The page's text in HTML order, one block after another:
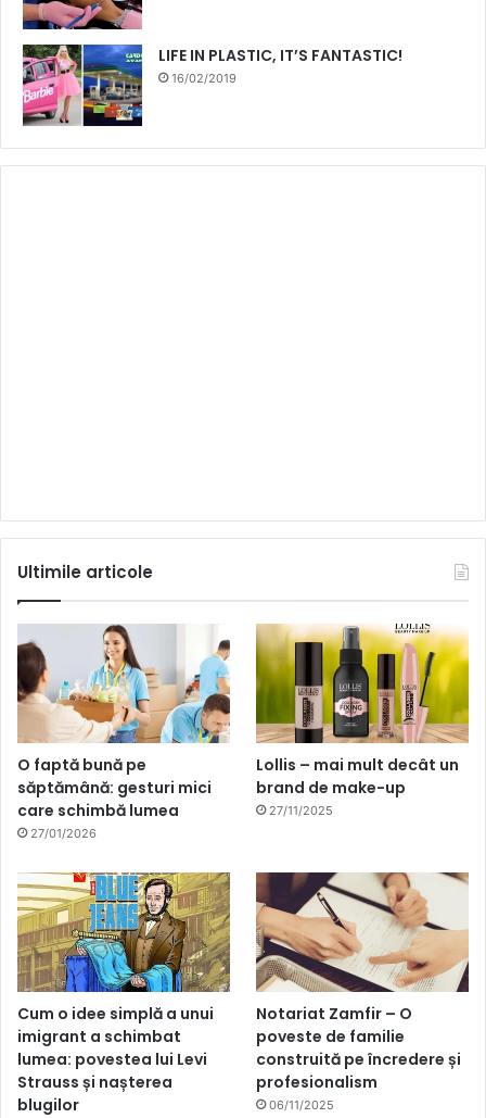
LIFE IN PLASTIC, IT’S FANTASTIC!
16/02/2019
Ultimile articole
O faptă bună pe
săptămână: gesturi mici
care schimbă lumea
27/01/2026
Lollis – mai mult decât un
brand de make-up
27/11/2025
Cum o idee simplă a unui
imigrant a schimbat
lumea: povestea lui Levi
Strauss și nașterea
blugilor
Notariat Zamfir – O
poveste de familie
construită pe încredere și
profesionalism
06/11/2025